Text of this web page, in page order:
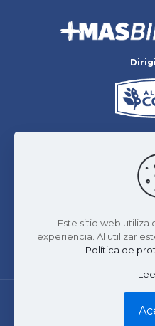
Datos y Pagos
Transacciones
Copyright © 2022 Más Bienestar by
Este sitio web utiliza
experiencia. Al utilizar
Política de